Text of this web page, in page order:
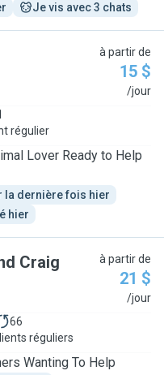
Je vis avec 3 chats
à partir de
15 $
/jour
régulier
Lover Ready to Help
la dernière fois hier
hier
Craig à partir de
21 $
/jour
66
réguliers
Wanting To Help